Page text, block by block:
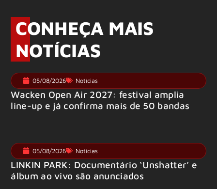
CONHEÇA MAIS
NOTÍCIAS
05/08/2026 Notícias
Wacken Open Air 2027: festival amplia
line-up e já confirma mais de 50 bandas
05/08/2026 Notícias
LINKIN PARK: Documentário ‘Unshatter’ e
álbum ao vivo são anunciados